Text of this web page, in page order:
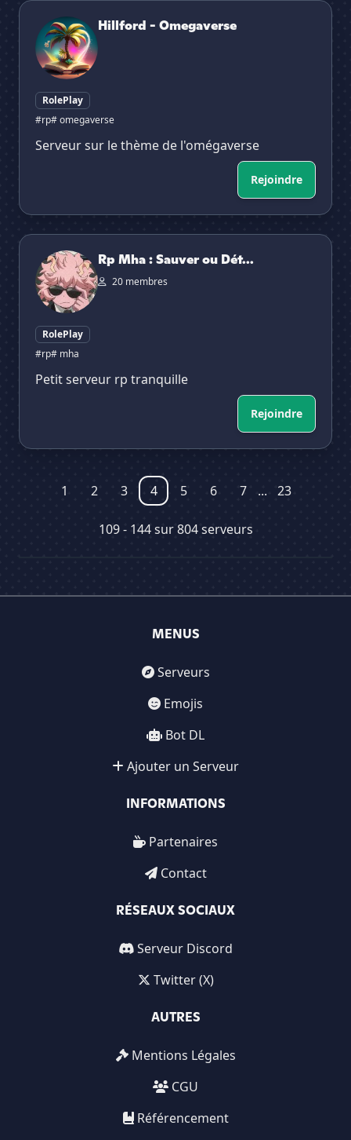
Hillford - Omegaverse
Hillford - Omegaverse
RolePlay
#rp# omegaverse
Serveur sur le thème de l'omégaverse
Rejoindre
Rp Mha : Sauver ou Détruire ?
Rp Mha : Sauver ou Dét...
20 membres
RolePlay
#rp# mha
Petit serveur rp tranquille
Rejoindre
1 2 3 4 5 6 7 ... 23
109 - 144 sur 804 serveurs
MENUS
Serveurs
Emojis
Bot DL
Ajouter un Serveur
INFORMATIONS
Partenaires
Contact
RÉSEAUX SOCIAUX
Serveur Discord
Twitter (X)
AUTRES
Mentions Légales
CGU
Référencement